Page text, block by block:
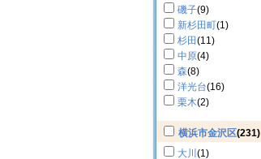
磯子(9)
新杉田町(1)
杉田(11)
中原(4)
森(8)
洋光台(16)
栗木(2)
横浜市金沢区(231)
大川 (1)